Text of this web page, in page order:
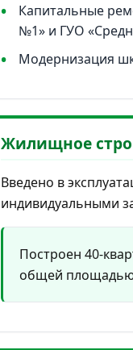
Капитальные
№1» и ГУО
Модернизация
Жилищное
Введено в
индивидуальными
Построен 40-
общей